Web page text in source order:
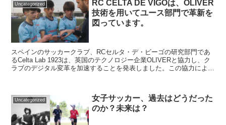
Uncategorized
RC CELTA DE VIGOは、OLIVER
技術を用いてユース部門で革新を
図っています。
スペインのサッカークラブ、RCセルタ・デ・ビーゴの研究部門であ
るCelta Lab 1923は、英国のテクノロジー企業OLIVERと協力し、ク
ラブのデジタル変革を加速することを発表しました。この協力によ
入れており、OLIVERとの協力によって、クラブの競争力向上が見込
まれます。OLIVERは、世界中の企業にデジタル変革を支援するテク
ノロジーソリューションを提供しています。
Uncategorized
女子サッカー、過去はどうだった
のか？未来は？